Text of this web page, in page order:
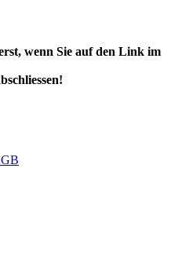
wenn Sie auf den Link im